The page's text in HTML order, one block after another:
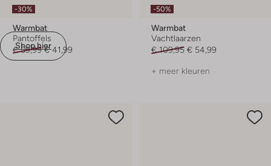
Shop hier
-30%
Warmbat
Pantoffels
€ 59,99 € 41,99
-50%
Warmbat
Vachtlaarzen
€ 109,95 € 54,99
+ meer kleuren